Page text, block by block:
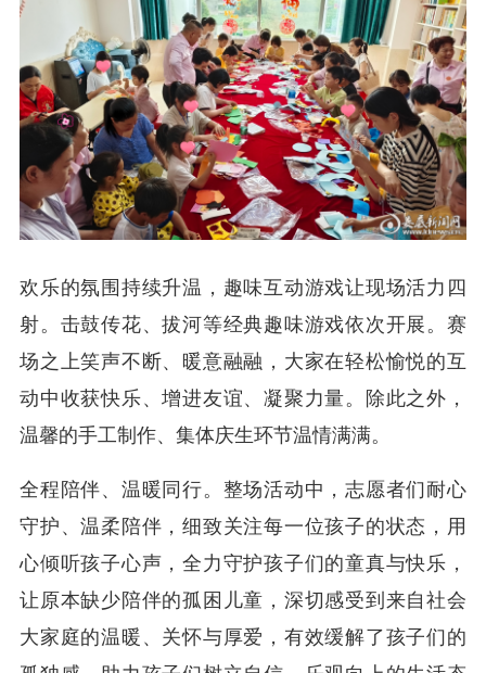
欢乐的氛围持续升温，趣味互动游戏让现场活力四
射。击鼓传花、拔河等经典趣味游戏依次开展。赛
场之上笑声不断、暖意融融，大家在轻松愉悦的互
动中收获快乐、增进友谊、凝聚力量。除此之外，
温馨的手工制作、集体庆生环节温情满满。
全程陪伴、温暖同行。整场活动中，志愿者们耐心
守护、温柔陪伴，细致关注每一位孩子的状态，用
心倾听孩子心声，全力守护孩子们的童真与快乐，
让原本缺少陪伴的孤困儿童，深切感受到来自社会
大家庭的温暖、关怀与厚爱，有效缓解了孩子们的